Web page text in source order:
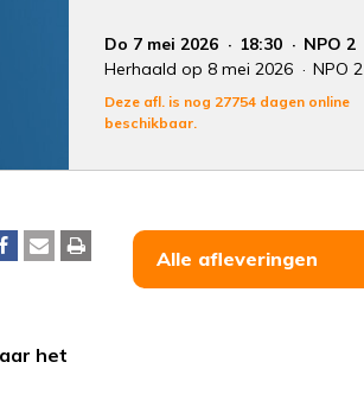
Do 7 mei 2026 18:30 NPO 2
Herhaald op 8 mei 2026
NPO 2
Deze afl. is nog 27754 dagen online
beschikbaar.
het
Alle afleveringen